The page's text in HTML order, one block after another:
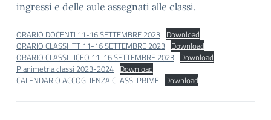
ingressi e delle aule assegnati alle classi.
ORARIO DOCENTI 11-16 SETTEMBRE 2023 Download
ORARIO CLASSI ITT 11-16 SETTEMBRE 2023 Download
ORARIO CLASSI LICEO 11-16 SETTEMBRE 2023 Download
Planimetria classi 2023-2024 Download
CALENDARIO ACCOGLIENZA CLASSI PRIME Download